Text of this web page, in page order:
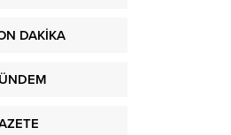
DAKİKA